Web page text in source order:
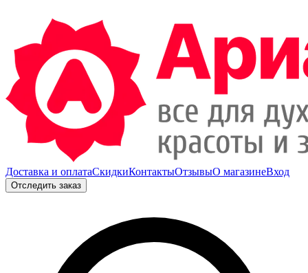
Доставка и оплатаСкидкиКонтактыОтзывыО магазинеВход
Отследить заказ